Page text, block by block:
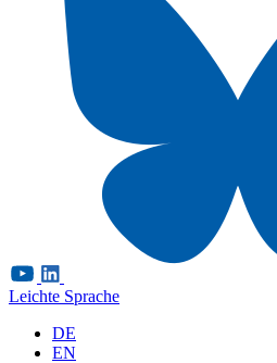
Leichte Sprache
DE
EN